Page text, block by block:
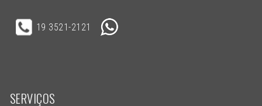
19 3521-2121
SERVIÇOS